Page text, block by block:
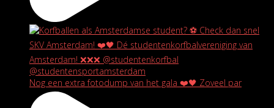
Nog een extra fotodump van het gala ❤️🖤 Zoveel par